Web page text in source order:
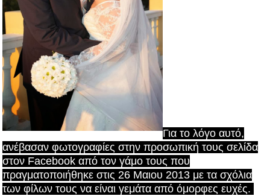
Για το λόγο αυτό,
ανέβασαν φωτογραφίες στην προσωπική τους σελίδα
στον Facebook από τον γάμο τους που
πραγματοποιήθηκε στις 26 Μαιου 2013 με τα σχόλια
των φίλων τους να είναι γεμάτα από όμορφες ευχές.